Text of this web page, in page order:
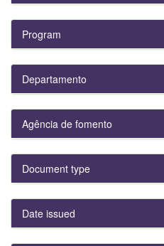
Program
Departamento
Agência de fomento
Document type
Date issued